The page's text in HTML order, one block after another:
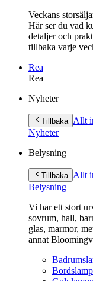
Veckans
Här ser du vad
detaljer och
tillbaka varje
Rea
Rea
innehåll
Nyheter
Tillbaka Allt
Nyheter
Belysning
Tillbaka Allt
Belysning
Vi har ett stort
sovrum, hall,
glas, marmor,
annat